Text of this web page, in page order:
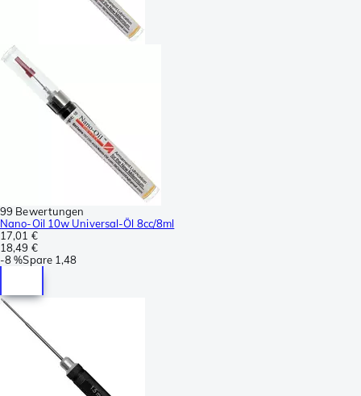
99 Bewertungen
Nano-Oil 10w Universal-Öl 8cc/8ml
17,01 €
18,49 €
-8 %Spare 1,48